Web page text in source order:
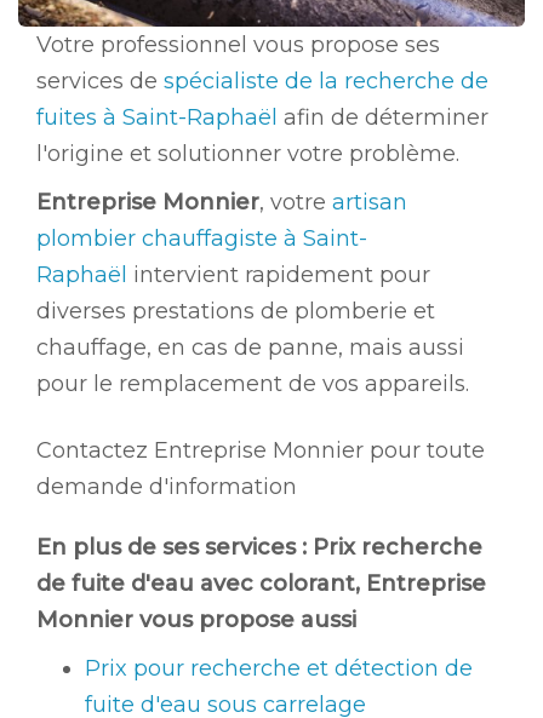
Votre professionnel vous propose ses
services de spécialiste de la recherche de
fuites à Saint-Raphaël afin de déterminer
l'origine et solutionner votre problème.
Entreprise Monnier, votre artisan
plombier chauffagiste à Saint-
Raphaël intervient rapidement pour
diverses prestations de plomberie et
chauffage, en cas de panne, mais aussi
pour le remplacement de vos appareils.
Contactez Entreprise Monnier pour toute
demande d'information
En plus de ses services : Prix recherche
de fuite d'eau avec colorant, Entreprise
Monnier vous propose aussi
Prix pour recherche et détection de
fuite d'eau sous carrelage